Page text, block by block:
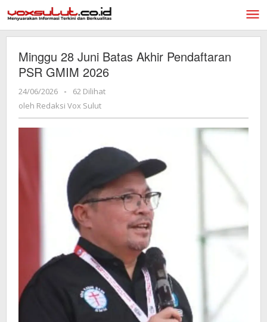
ke
konten
Minggu 28 Juni Batas Akhir Pendaftaran
PSR GMIM 2026
24/06/2026
oleh
Redaksi
-
62 Dilihat
oleh Redaksi Vox Sulut